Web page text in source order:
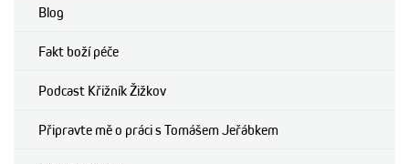
Blog
Fakt boží péče
Podcast Křižník Žižkov
Připravte mě o práci s Tomášem Jeřábkem